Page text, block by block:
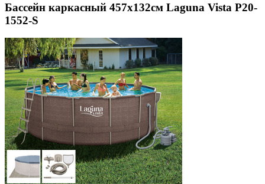
Бассейн каркасный 457х132см Laguna Vista Р20-
1552-S